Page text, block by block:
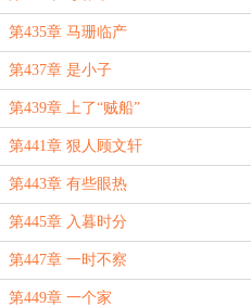
第435章 马珊临产
第437章 是小子
第439章 上了“贼船”
第441章 狠人顾文轩
第443章 有些眼热
第445章 入暮时分
第447章 一时不察
第449章 一个家